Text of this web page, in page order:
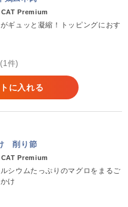
Premium
ギュッと凝縮！トッピングにおす
(1件)
に入れる
削り節
Premium
シウムたっぷりのマグロをまるご
け